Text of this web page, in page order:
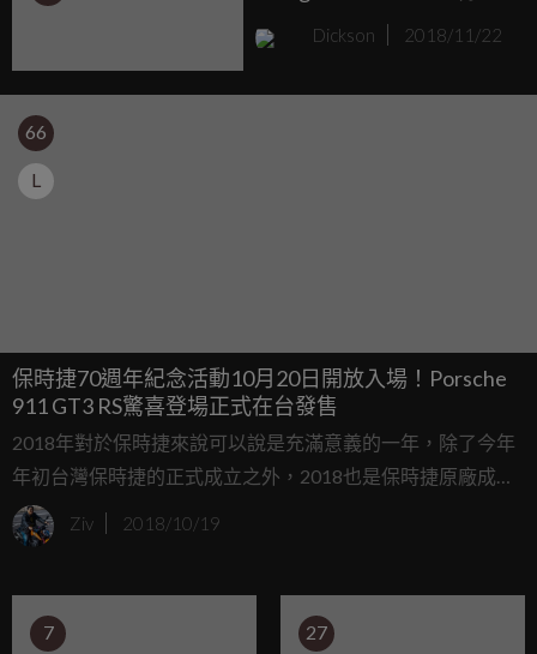
Dickson 2018/11/22
66
L
保時捷70週年紀念活動10月20日開放入場！Porsche
911 GT3 RS驚喜登場正式在台發售
2018年對於保時捷來說可以說是充滿意義的一年，除了今年
年初台灣保時捷的正式成立之外，2018也是保時捷原廠成立
的第70個年頭，今天台灣保時捷也在南港展覽館的C3停車
場，舉辦了盛大的慶祝活動，現場除了展有相當稀有的911全
Ziv 2018/10/19
7 27